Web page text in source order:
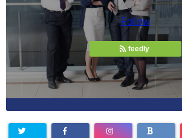
Follow
feedly